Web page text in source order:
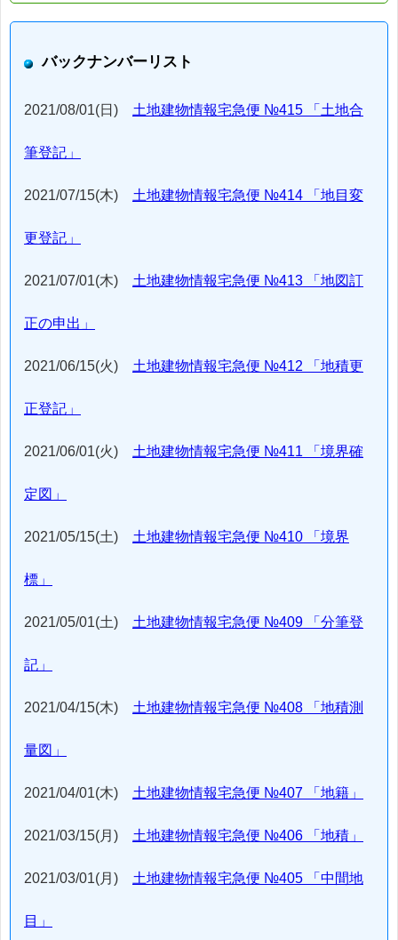
バックナンバーリスト
2021/08/01(日) 土地建物情報宅急便 №415 「土地合
筆登記」
2021/07/15(木) 土地建物情報宅急便 №414 「地目変
更登記」
2021/07/01(木) 土地建物情報宅急便 №413 「地図訂
正の申出」
2021/06/15(火) 土地建物情報宅急便 №412 「地積更
正登記」
2021/06/01(火) 土地建物情報宅急便 №411 「境界確
定図」
2021/05/15(土) 土地建物情報宅急便 №410 「境界
標」
2021/05/01(土) 土地建物情報宅急便 №409 「分筆登
記」
2021/04/15(木) 土地建物情報宅急便 №408 「地積測
量図」
2021/04/01(木) 土地建物情報宅急便 №407 「地籍」
2021/03/15(月) 土地建物情報宅急便 №406 「地積」
2021/03/01(月) 土地建物情報宅急便 №405 「中間地
目」